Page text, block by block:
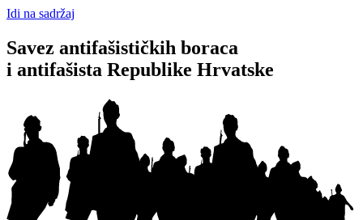
Idi na sadržaj
Savez antifašističkih boraca
i antifašista Republike Hrvatske